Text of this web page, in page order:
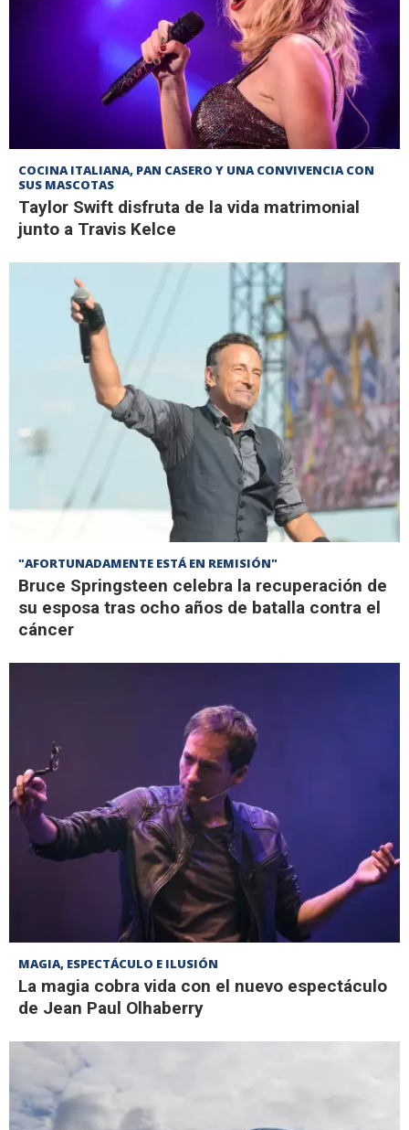
COCINA ITALIANA, PAN CASERO Y UNA CONVIVENCIA CON
SUS MASCOTAS
Taylor Swift disfruta de la vida matrimonial
junto a Travis Kelce
"AFORTUNADAMENTE ESTÁ EN REMISIÓN"
Bruce Springsteen celebra la recuperación de
su esposa tras ocho años de batalla contra el
cáncer
MAGIA, ESPECTÁCULO E ILUSIÓN
La magia cobra vida con el nuevo espectáculo
de Jean Paul Olhaberry